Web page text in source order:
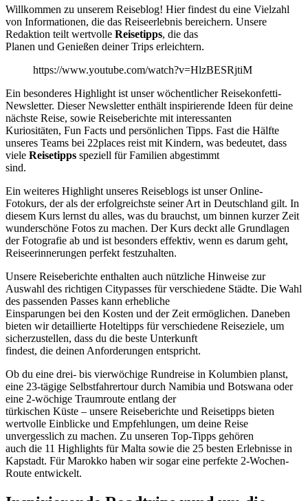
Willkommen zu unserem Reiseblog! Hier findest du eine Vielzahl
von Informationen, die das Reiseerlebnis bereichern. Unsere
Redaktion teilt wertvolle Reisetipps, die das
Planen und Genießen deiner Trips erleichtern.
https://www.youtube.com/watch?v=HlzBESRjtiM
Ein besonderes Highlight ist unser wöchentlicher Reisekonfetti-
Newsletter. Dieser Newsletter enthält inspirierende Ideen für deine
nächste Reise, sowie Reiseberichte mit interessanten
Kuriositäten, Fun Facts und persönlichen Tipps. Fast die Hälfte
unseres Teams bei 22places reist mit Kindern, was bedeutet, dass
viele Reisetipps speziell für Familien abgestimmt
sind.
Ein weiteres Highlight unseres Reiseblogs ist unser Online-
Fotokurs, der als der erfolgreichste seiner Art in Deutschland gilt. In
diesem Kurs lernst du alles, was du brauchst, um binnen kurzer Zeit
wunderschöne Fotos zu machen. Der Kurs deckt alle Grundlagen
der Fotografie ab und ist besonders effektiv, wenn es darum geht,
Reiseerinnerungen perfekt festzuhalten.
Unsere Reiseberichte enthalten auch nützliche Hinweise zur
Auswahl des richtigen Citypasses für verschiedene Städte. Die Wahl
des passenden Passes kann erhebliche
Einsparungen bei den Kosten und der Zeit ermöglichen. Daneben
bieten wir detaillierte Hoteltipps für verschiedene Reiseziele, um
sicherzustellen, dass du die beste Unterkunft
findest, die deinen Anforderungen entspricht.
Ob du eine drei- bis vierwöchige Rundreise in Kolumbien planst,
eine 23-tägige Selbstfahrertour durch Namibia und Botswana oder
eine 2-wöchige Traumroute entlang der
türkischen Küste – unsere Reiseberichte und Reisetipps bieten
wertvolle Einblicke und Empfehlungen, um deine Reise
unvergesslich zu machen. Zu unseren Top-Tipps gehören
auch die 11 Highlights für Malta sowie die 25 besten Erlebnisse in
Kapstadt. Für Marokko haben wir sogar eine perfekte 2-Wochen-
Route entwickelt.